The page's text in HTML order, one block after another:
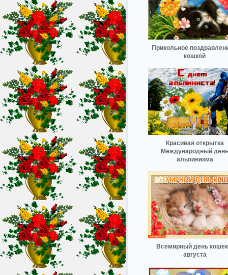
Прикольное
кошкой
Красивая открытка
Международный день
альпинизма
Всемирный день
августа